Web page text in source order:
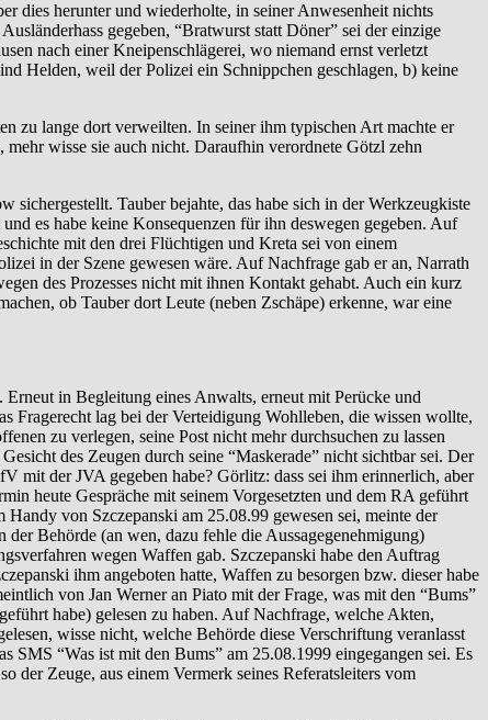
dies herunter und wiederholte, in seiner Anwesenheit nichts
gegeben, “Bratwurst statt Döner” sei der einzige
nach einer Kneipenschlägerei, wo niemand ernst verletzt
Helden, weil der Polizei ein Schnippchen geschlagen, b) keine
zu lange dort verweilten. In seiner ihm typischen Art machte er
wisse sie auch nicht. Daraufhin verordnete Götzl zehn
Tauber bejahte, das habe sich in der Werkzeugkiste
es habe keine Konsequenzen für ihn deswegen gegeben. Auf
mit den drei Flüchtigen und Kreta sei von einem
in der Szene gewesen wäre. Auf Nachfrage gab er an, Narrath
des Prozesses nicht mit ihnen Kontakt gehabt. Auch ein kurz
ob Tauber dort Leute (neben Zschäpe) erkenne, war eine
in Begleitung eines Anwalts, erneut mit Perücke und
Fragerecht lag bei der Verteidigung Wohlleben, die wissen wollte,
zu verlegen, seine Post nicht mehr durchsuchen zu lassen
des Zeugen durch seine “Maskerade” nicht sichtbar sei. Der
mit der JVA gegeben habe? Görlitz: dass sei ihm erinnerlich, aber
heute Gespräche mit seinem Vorgesetzten und dem RA geführt
von Szczepanski am 25.08.99 gewesen sei, meinte der
der Behörde (an wen, dazu fehle die Aussagegenehmigung)
wegen Waffen gab. Szczepanski habe den Auftrag
ihm angeboten hatte, Waffen zu besorgen bzw. dieser habe
von Jan Werner an Piato mit der Frage, was mit den “Bums”
habe) gelesen zu haben. Auf Nachfrage, welche Akten,
wisse nicht, welche Behörde diese Verschriftung veranlasst
SMS “Was ist mit den Bums” am 25.08.1999 eingegangen sei. Es
der Zeuge, aus einem Vermerk seines Referatsleiters vom